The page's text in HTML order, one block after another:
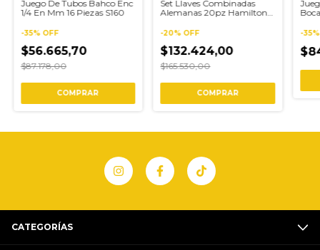
Juego De Tubos Bahco Enc
1/4 En Mm 16 Piezas S160
-35% OFF
$56.665,70
$87.178,00
Set Llaves Combinadas
Alemanas 20pz Hamilton
-20% OFF
$132.424,00
$165.530,00
-35
CATEGORÍAS